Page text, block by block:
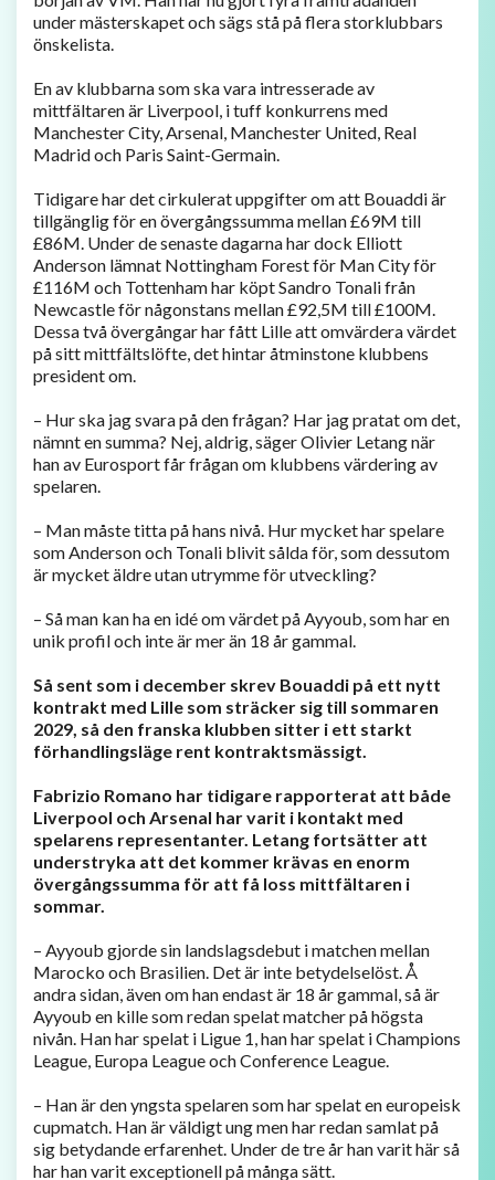
under mästerskapet och sägs stå på flera storklubbars
önskelista.
En av klubbarna som ska vara intresserade av
mittfältaren är Liverpool, i tuff konkurrens med
Manchester City, Arsenal, Manchester United, Real
Madrid och Paris Saint-Germain.
Tidigare har det cirkulerat uppgifter om att Bouaddi är
tillgänglig för en övergångssumma mellan £69M till
£86M. Under de senaste dagarna har dock Elliott
Anderson lämnat Nottingham Forest för Man City för
£116M och Tottenham har köpt Sandro Tonali från
Newcastle för någonstans mellan £92,5M till £100M.
Dessa två övergångar har fått Lille att omvärdera värdet
på sitt mittfältslöfte, det hintar åtminstone klubbens
president om.
– Hur ska jag svara på den frågan? Har jag pratat om det,
nämnt en summa? Nej, aldrig, säger Olivier Letang när
han av Eurosport får frågan om klubbens värdering av
spelaren.
– Man måste titta på hans nivå. Hur mycket har spelare
som Anderson och Tonali blivit sålda för, som dessutom
är mycket äldre utan utrymme för utveckling?
– Så man kan ha en idé om värdet på Ayyoub, som har en
unik profil och inte är mer än 18 år gammal.
Så sent som i december skrev Bouaddi på ett nytt
kontrakt med Lille som sträcker sig till sommaren
2029, så den franska klubben sitter i ett starkt
förhandlingsläge rent kontraktsmässigt.
Fabrizio Romano har tidigare rapporterat att både
Liverpool och Arsenal har varit i kontakt med
spelarens representanter. Letang fortsätter att
understryka att det kommer krävas en enorm
övergångssumma för att få loss mittfältaren i
sommar.
– Ayyoub gjorde sin landslagsdebut i matchen mellan
Marocko och Brasilien. Det är inte betydelselöst. Å
andra sidan, även om han endast är 18 år gammal, så är
Ayyoub en kille som redan spelat matcher på högsta
nivån. Han har spelat i Ligue 1, han har spelat i Champions
League, Europa League och Conference League.
– Han är den yngsta spelaren som har spelat en europeisk
cupmatch. Han är väldigt ung men har redan samlat på
sig betydande erfarenhet. Under de tre år han varit här så
har han varit exceptionell på många sätt.